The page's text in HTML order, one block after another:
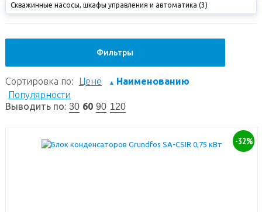
Скважинные насосы, шкафы управления и автоматика (3)
Фильтры
Сортировка по: Цене ▲ Наименованию
Популярности
Выводить по: 30 60 90 120
-32%